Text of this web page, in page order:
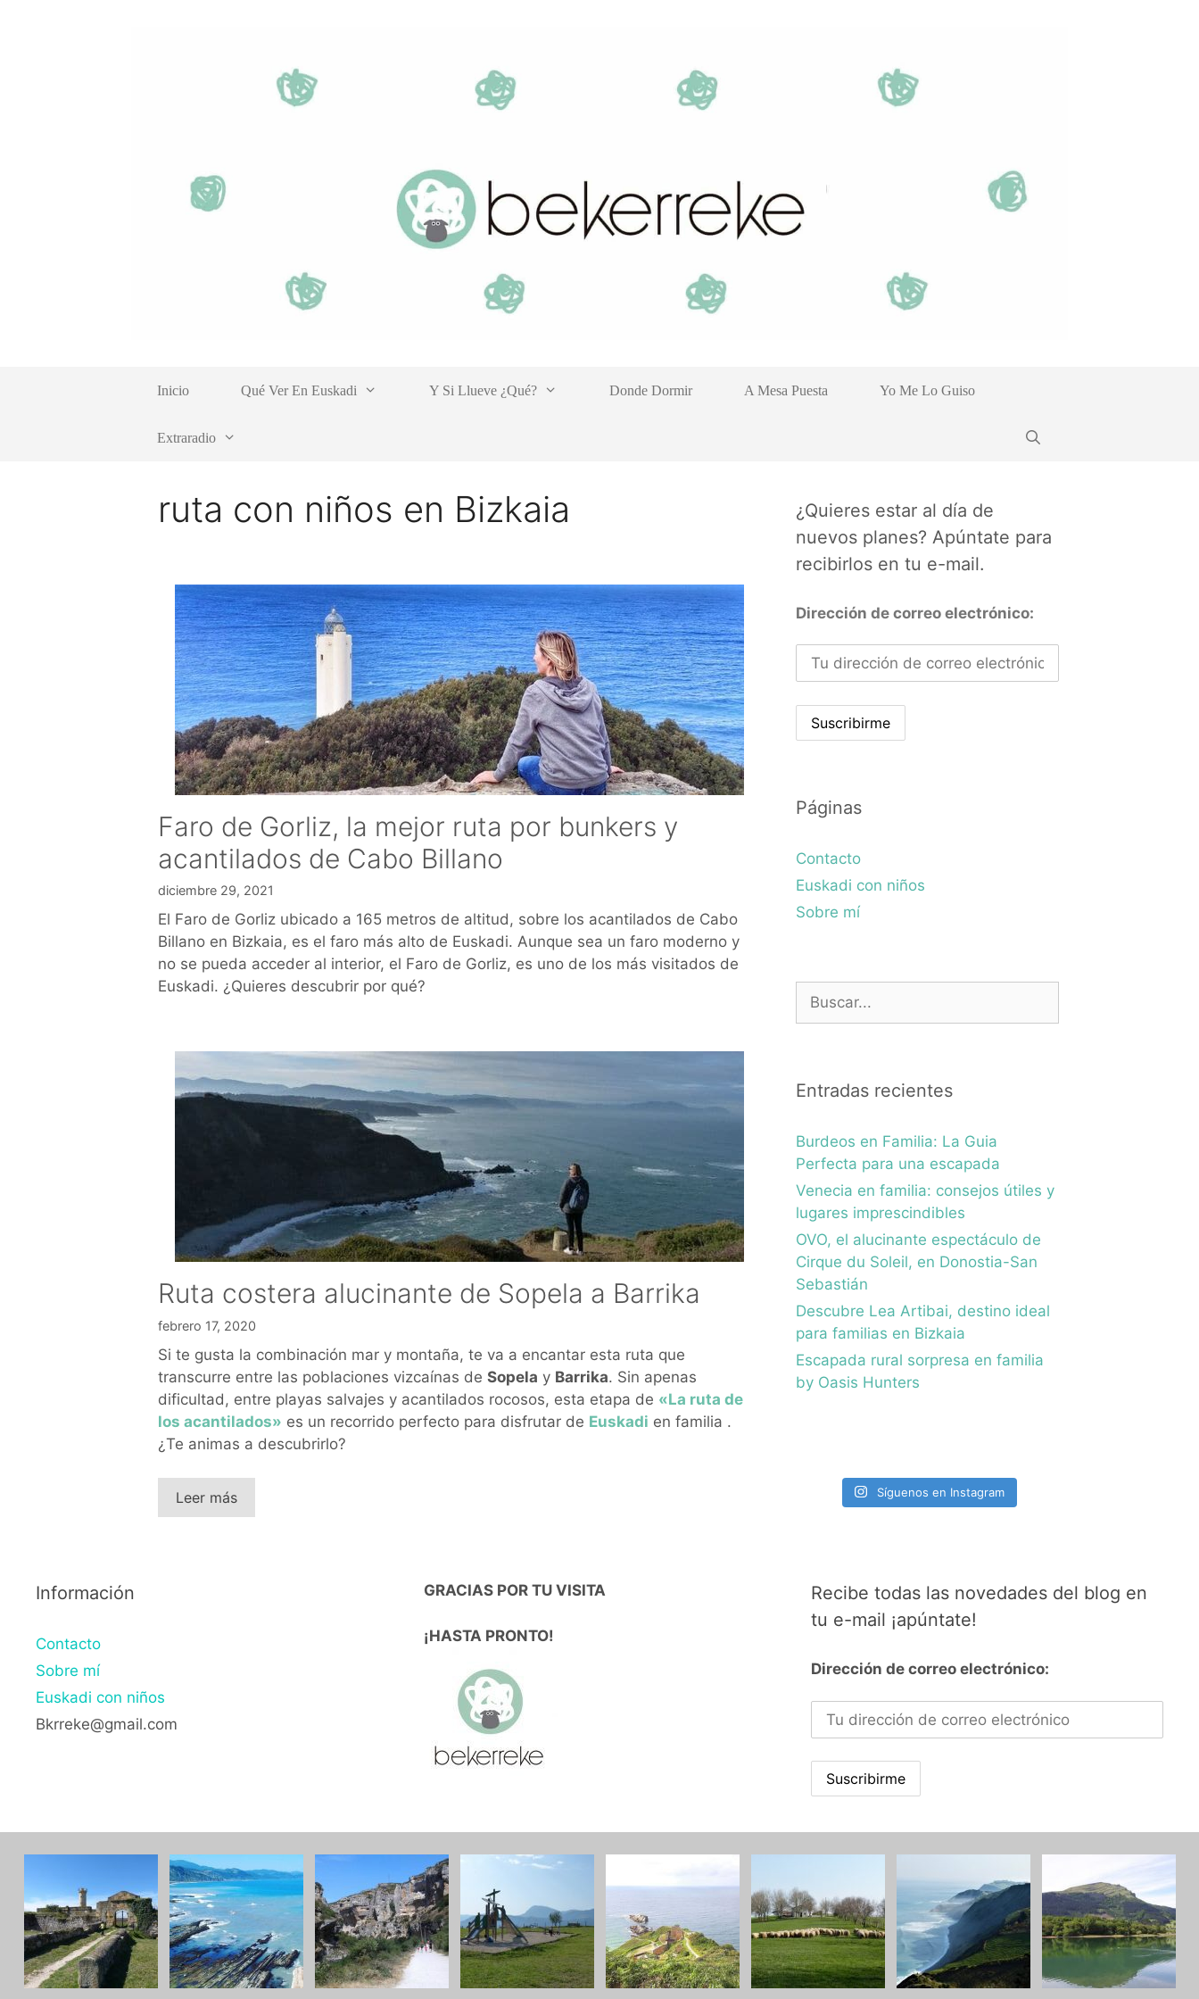
Inicio Qué Ver En Euskadi Y Si Llueve ¿qué? Donde Dormir A Mesa Puesta Yo Me Lo Guiso
Extraradio
ruta con niños en Bizkaia
Faro de Gorliz, la mejor ruta por bunkers y
acantilados de Cabo Billano
diciembre 29, 2021
El Faro de Gorliz ubicado a 165 metros de altitud, sobre los acantilados de Cabo
Billano en Bizkaia, es el faro más alto de Euskadi. Aunque sea un faro moderno y
no se pueda acceder al interior, el Faro de Gorliz, es uno de los más visitados de
Euskadi. ¿Quieres descubrir por qué?
Ruta costera alucinante de Sopela a Barrika
febrero 17, 2020
Si te gusta la combinación mar y montaña, te va a encantar esta ruta que
transcurre entre las poblaciones vizcaínas de Sopela y Barrika. Sin apenas
dificultad, entre playas salvajes y acantilados rocosos, esta etapa de «La ruta de
los acantilados» es un recorrido perfecto para disfrutar de Euskadi en familia .
¿Te animas a descubrirlo?
Leer más
¿Quieres estar al día de
nuevos planes? Apúntate para
recibirlos en tu e-mail.
Dirección de correo electrónico:
Páginas
Contacto
Euskadi con niños
Sobre mí
Entradas recientes
Burdeos en Familia: La Guia
Perfecta para una escapada
Venecia en familia: consejos útiles y
lugares imprescindibles
OVO, el alucinante espectáculo de
Cirque du Soleil, en Donostia-San
Sebastián
Descubre Lea Artibai, destino ideal
para familias en Bizkaia
Escapada rural sorpresa en familia
by Oasis Hunters
Síguenos en Instagram
Información
Contacto
Sobre mí
Euskadi con niños
Bkrreke@gmail.com
GRACIAS POR TU VISITA
¡HASTA PRONTO!
Recibe todas las novedades del blog en
tu e-mail ¡apúntate!
Dirección de correo electrónico: